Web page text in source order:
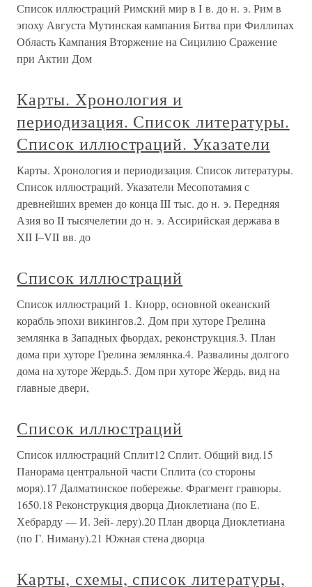
Список иллюстраций Римский мир в I в. до н. э. Рим в
эпоху Августа Мутинская кампания Битва при Филлипах
Область Кампания Вторжение на Сицилию Сражение
при Актии Дом
Карты. Хронология и
периодизация. Список литературы.
Список иллюстраций. Указатели
Карты. Хронология и периодизация. Список литературы.
Список иллюстраций. Указатели Месопотамия с
древнейших времен до конца III тыс. до н. э. Передняя
Азия во II тысячелетии до н. э. Ассирийская держава в
XII I–VII вв. до
Список иллюстраций
Список иллюстраций 1. Кнорр, основной океанский
корабль эпохи викингов.2. Дом при хуторе Грелина
землянка в Западных фьордах, реконструкция.3. План
дома при хуторе Грелина землянка.4. Развалины долгого
дома на хуторе Жердь.5. Дом при хуторе Жердь, вид на
главные двери,
Список иллюстраций
Список иллюстраций Сплит12 Сплит. Общий вид.15
Панорама центральной части Сплита (со стороны
моря).17 Далматинское побережье. Фрагмент гравюры.
1650.18 Реконструкция дворца Диоклетиана (по Е.
Хебрарду — И. Зей- леру).20 План дворца Диоклетиана
(по Г. Ниману).21 Южная стена дворца
Карты, схемы, список литературы,